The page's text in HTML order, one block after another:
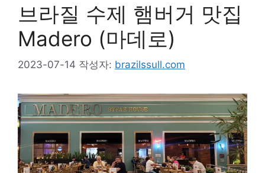
브라질 수제 햄버거 맛집
Madero (마데로)
2023-07-14 작성자: brazilssull.com